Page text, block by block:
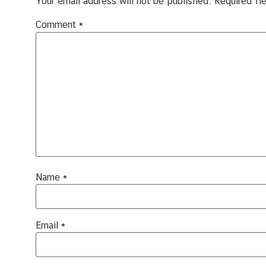
Comment *
Name *
Email *